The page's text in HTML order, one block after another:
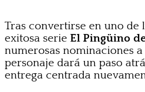
Tras convertirse en uno de
exitosa serie El Pingüino
numerosas nominaciones a
personaje dará un paso
entrega centrada